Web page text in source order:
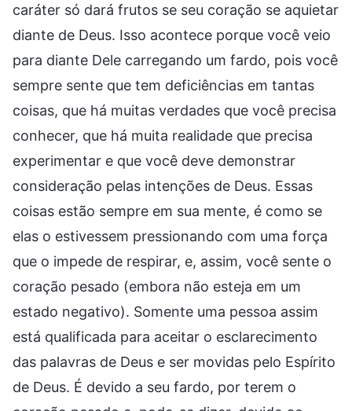
caráter só dará frutos se seu coração se aquietar
diante de Deus. Isso acontece porque você veio
para diante Dele carregando um fardo, pois você
sempre sente que tem deficiências em tantas
coisas, que há muitas verdades que você precisa
conhecer, que há muita realidade que precisa
experimentar e que você deve demonstrar
consideração pelas intenções de Deus. Essas
coisas estão sempre em sua mente, é como se
elas o estivessem pressionando com uma força
que o impede de respirar, e, assim, você sente o
coração pesado (embora não esteja em um
estado negativo). Somente uma pessoa assim
está qualificada para aceitar o esclarecimento
das palavras de Deus e ser movidas pelo Espírito
de Deus. É devido a seu fardo, por terem o